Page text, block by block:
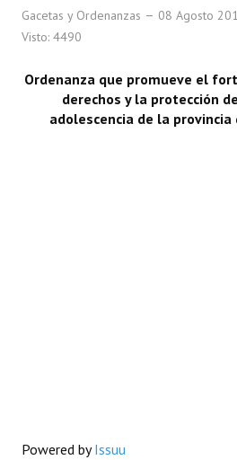
Gacetas y Ordenanzas
08 Agosto
Visto: 4490
Ordenanza que promueve el
derechos y la protección
adolescencia de la provincia
Powered byIssuu